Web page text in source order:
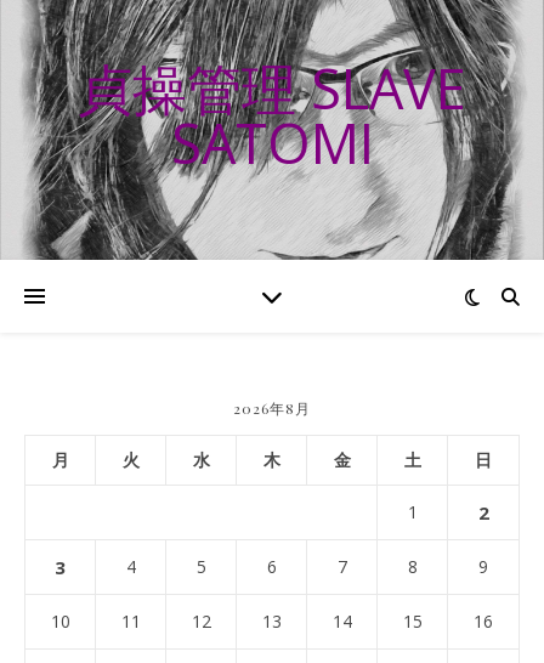
貞操管理 SLAVE
SATOMI
2026年8月
月 火 水 木 金 土 日
1 2
3 4 5 6 7 8 9
10 11 12 13 14 15 16